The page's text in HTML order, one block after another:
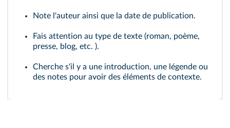
Note l'auteur ainsi que la date de publication.
Fais attention au type de texte (roman, poème,
presse, blog, etc. ).
Cherche s'il y a une introduction, une légende ou
des notes pour avoir des éléments de contexte.